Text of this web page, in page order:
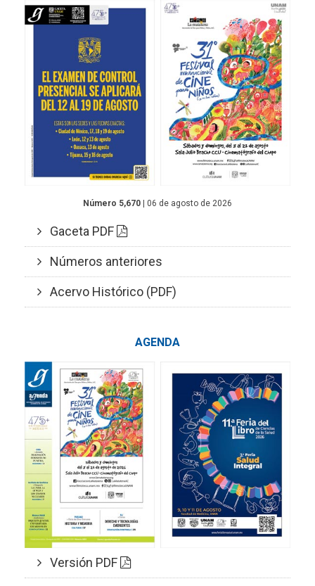
Número 5,670 | 06 de agosto de 2026
Gaceta PDF
Números anteriores
Acervo Histórico (PDF)
AGENDA
Versión PDF